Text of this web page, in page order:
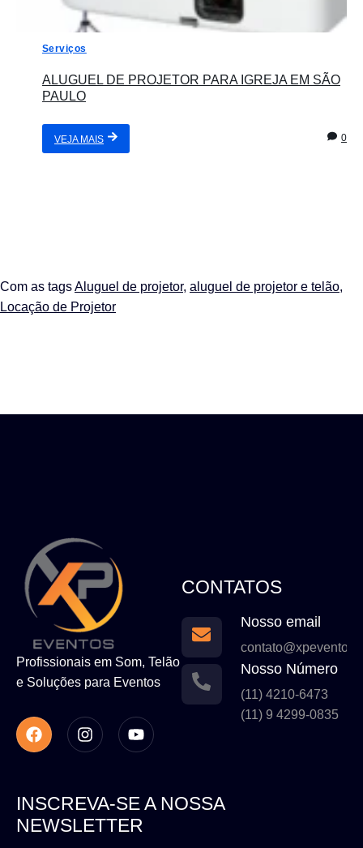
Serviços
ALUGUEL DE PROJETOR PARA IGREJA EM SÃO
PAULO
VEJA MAIS 0
Com as tagsAluguel de projetor, aluguel de projetor e telão,
Locação de Projetor
Profissionais em Som, Telão
e Soluções para Eventos
CONTATOS
Nosso email
Nosso Número
(11) 4210-6473
(11) 9 4299-0835
INSCREVA-SE A NOSSA
NEWSLETTER